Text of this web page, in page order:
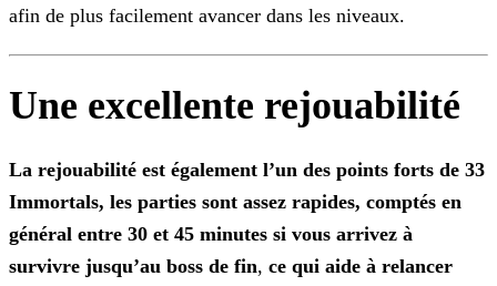
afin de plus facilement avancer dans les niveaux.
Une excellente rejouabilité
La rejouabilité est également l’un des points forts de 33
Immortals, les parties sont assez rapides, comptés en
général entre 30 et 45 minutes si vous arrivez à
survivre jusqu’au boss de fin, ce qui aide à relancer